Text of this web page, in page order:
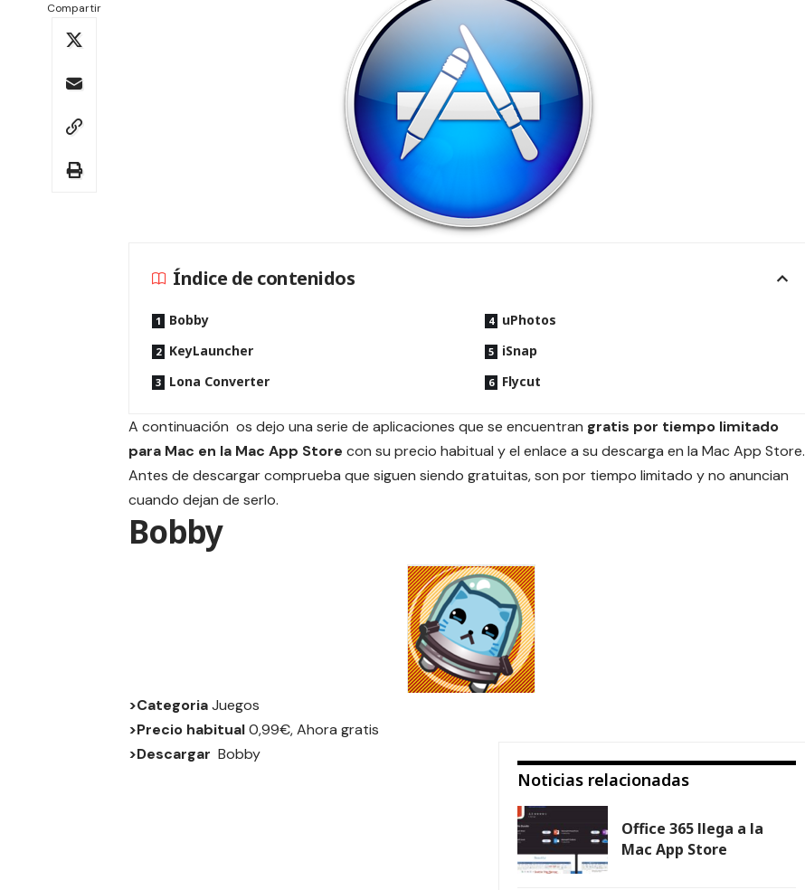
Compartir
Índice de contenidos
Bobby
KeyLauncher
Lona Converter
uPhotos
iSnap
Flycut
A continuación os dejo una serie de aplicaciones que se encuentran gratis por tiempo limitado
para Mac en la Mac App Store con su precio habitual y el enlace a su descarga en la Mac App Store.
Antes de descargar comprueba que siguen siendo gratuitas, son por tiempo limitado y no anuncian
cuando dejan de serlo.
Bobby
>CategoriaJuegos
>Precio habitual0,99€, Ahora gratis
Noticias relacionadas
Office 365 llega a la
Mac App Store
>Descargar Bobby